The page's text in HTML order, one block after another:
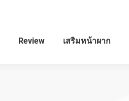
Review เสริมหน้าผาก